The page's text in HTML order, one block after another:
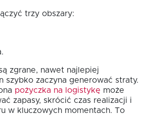
trzy obszary:
zgrane, nawet najlepiej
szybko zaczyna generować straty.
pożyczka na logistykę może
zapasy, skrócić czas realizacji i
w kluczowych momentach. To